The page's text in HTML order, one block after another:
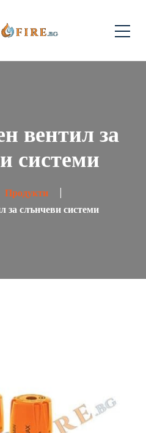
вентил за
системи
Продукти
за слънчеви системи